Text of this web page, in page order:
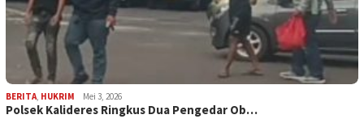
BERITA, HUKRIM Mei 3, 2026
Polsek Kalideres Ringkus Dua Pengedar Ob…